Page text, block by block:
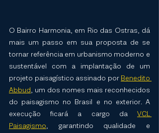
O Bairro Harmonia, em Rio das Ostras, dá
mais um passo em sua proposta de se
tornar referência em urbanismo moderno e
sustentável com a implantação de um
projeto paisagístico assinado por Benedito
Abbud, um dos nomes mais reconhecidos
do paisagismo no Brasil e no exterior. A
execução ficará a cargo da VCL
Paisagismo, garantindo qualidade e